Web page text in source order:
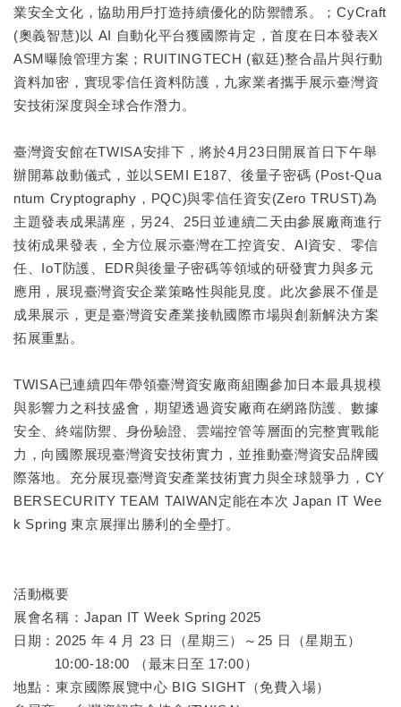
業安全文化，協助用戶打造持續優化的防禦體系。；CyCraft
(奧義智慧)以 AI 自動化平台獲國際肯定，首度在日本發表X
ASM曝險管理方案；RUITINGTECH (叡廷)整合晶片與行動
資料加密，實現零信任資料防護，九家業者攜手展示臺灣資
安技術深度與全球合作潛力。
臺灣資安館在TWISA安排下，將於4月23日開展首日下午舉
辦開幕啟動儀式，並以SEMI E187、後量子密碼 (Post-Qua
ntum Cryptography，PQC)與零信任資安(Zero TRUST)為
主題發表成果講座，另24、25日並連續二天由參展廠商進行
技術成果發表，全方位展示臺灣在工控資安、AI資安、零信
任、IoT防護、EDR與後量子密碼等領域的研發實力與多元
應用，展現臺灣資安企業策略性與能見度。此次參展不僅是
成果展示，更是臺灣資安產業接軌國際市場與創新解決方案
拓展重點。
TWISA已連續四年帶領臺灣資安廠商組團參加日本最具規模
與影響力之科技盛會，期望透過資安廠商在網路防護、數據
安全、終端防禦、身份驗證、雲端控管等層面的完整實戰能
力，向國際展現臺灣資安技術實力，並推動臺灣資安品牌國
際落地。充分展現臺灣資安產業技術實力與全球競爭力，CY
BERSECURITY TEAM TAIWAN定能在本次 Japan IT Wee
k Spring 東京展揮出勝利的全壘打。
活動概要
展會名稱：Japan IT Week Spring 2025
日期：2025 年 4 月 23 日（星期三）～25 日（星期五）
10:00-18:00 （最末日至 17:00）
地點：東京國際展覽中心 BIG SIGHT（免費入場）